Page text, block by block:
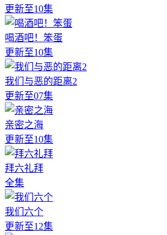
更新至10集
喝酒吧！笨蛋
更新至10集
我们与恶的距离2
更新至07集
亲密之海
更新至10集
拜六礼拜
全集
我们六个
更新至12集